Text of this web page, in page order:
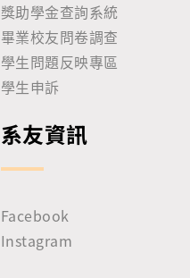
獎助學金查詢系統
畢業校友問卷調查
學生問題反映專區
學生申訴
系友資訊
Facebook
Instagram